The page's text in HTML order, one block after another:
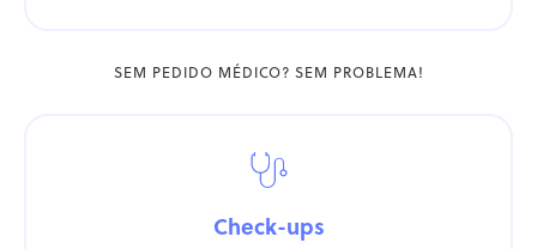
SEM PEDIDO MÉDICO? SEM PROBLEMA!
Check-ups